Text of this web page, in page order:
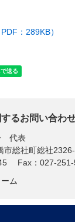
：289KB）
るお問い合わ
代表
市総社町総社
Fax：027-
ム